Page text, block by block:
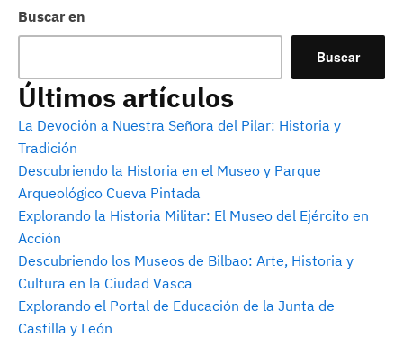
Buscar en
Buscar
Últimos artículos
La Devoción a Nuestra Señora del Pilar: Historia y
Tradición
Descubriendo la Historia en el Museo y Parque
Arqueológico Cueva Pintada
Explorando la Historia Militar: El Museo del Ejército en
Acción
Descubriendo los Museos de Bilbao: Arte, Historia y
Cultura en la Ciudad Vasca
Explorando el Portal de Educación de la Junta de
Castilla y León
entradas